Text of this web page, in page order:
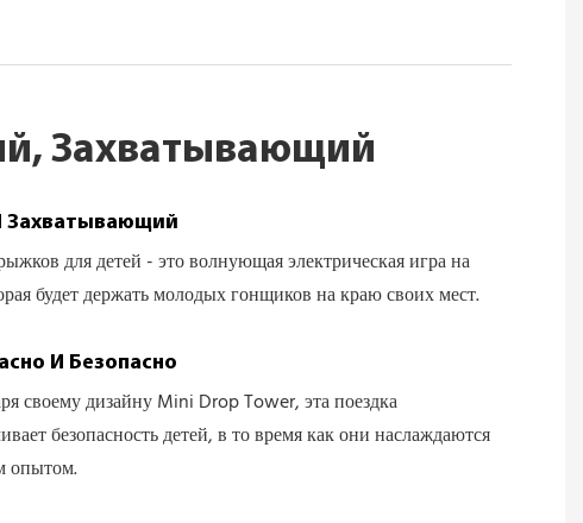
Захватывающий
Захватывающий
для детей - это волнующая электрическая игра на
будет держать молодых гонщиков на краю своих мест.
И Безопасно
своему дизайну Mini Drop Tower, эта поездка
безопасность детей, в то время как они наслаждаются
опытом.